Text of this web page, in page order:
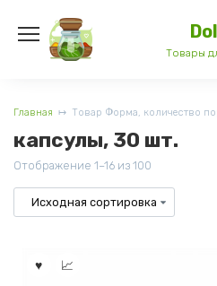
содержанию
Товары
Главная Товар Форма, количество
капсулы, 30 шт.
Отображение 1–16 из 100